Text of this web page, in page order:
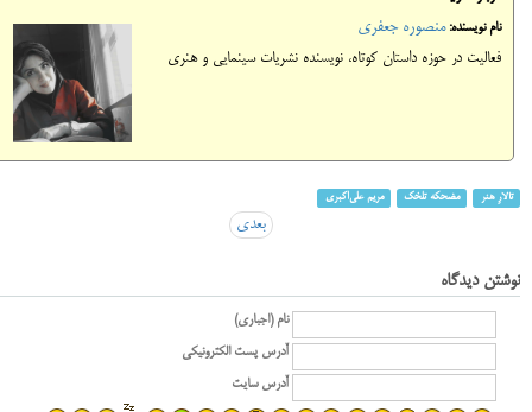
نام نویسنده: منصوره جعفری
فعالیت در حوزه داستان کوتاه، نویسنده نشریات سینمایی و هنری
تالارِ هنر مضحکه تلخک مریم علی‌اکبری
بعدی
نوشتن دیدگاه
نام (اجباری)
آدرس پست الکترونیکی
آدرس سایت